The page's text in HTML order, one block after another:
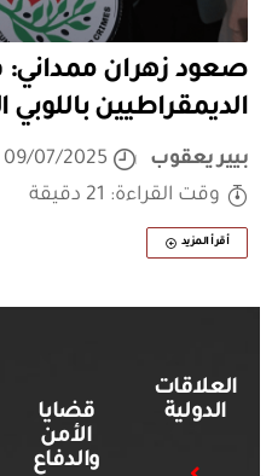
صعود زهران ممداني:
الديمقراطيين باللوبي
بيير يعقوب
09/07/2025
وقت القراءة: 21 دقيقة
أقرأ المزيد
العلاقات
الدولية
قضايا
الأمن
والدفاع